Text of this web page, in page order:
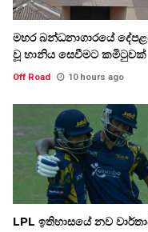
මහර බන්ධනාගාරයේ
වූ හානිය සෙවීමට කමිටුවක්
Off Road 10 hours ago
LPL ඉතිහාසයේ නව